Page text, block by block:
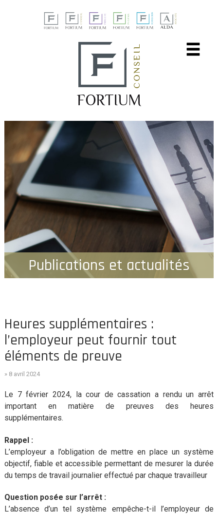
Publications et actualités
Heures supplémentaires :
l’employeur peut fournir tout
éléments de preuve
» 8 avril 2024
Le 7 février 2024, la cour de cassation a rendu un arrêt
important en matière de preuves des heures
supplémentaires.
Rappel :
L’employeur a l’obligation de mettre en place un système
objectif, fiable et accessible permettant de mesurer la durée
du temps de travail journalier effectué par chaque travailleur
Question posée sur l’arrêt :
L’absence d’un tel système empêche-t-il l’employeur de